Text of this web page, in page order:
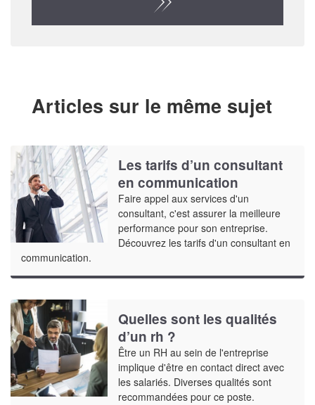
Articles sur le même sujet
Les tarifs d’un consultant
en communication
Faire appel aux services d'un
consultant, c'est assurer la meilleure
performance pour son entreprise.
Découvrez les tarifs d'un consultant en
communication.
Quelles sont les qualités
d’un rh ?
Être un RH au sein de l'entreprise
implique d'être en contact direct avec
les salariés. Diverses qualités sont
recommandées pour ce poste.